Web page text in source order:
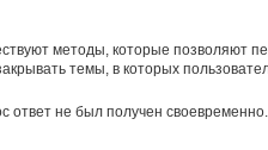
методы, которые позволяют
темы, в которых
ответ не был получен